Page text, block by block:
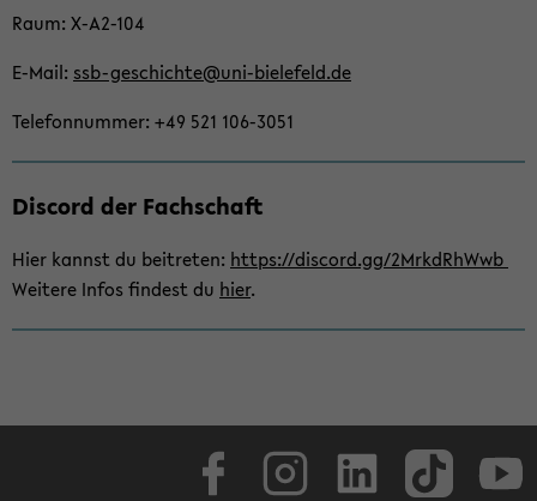
Raum: X-​A2-104
E-​Mail: ssb-​geschichte@uni-​bielefeld.de
Te­le­fon­num­mer: +49 521 106-​3051
Dis­cord der Fach­schaft
Hier kannst du bei­tre­ten: https://dis­cord.gg/2MrkdRhWwb
Wei­te­re Infos fin­dest du hier.
Face­book